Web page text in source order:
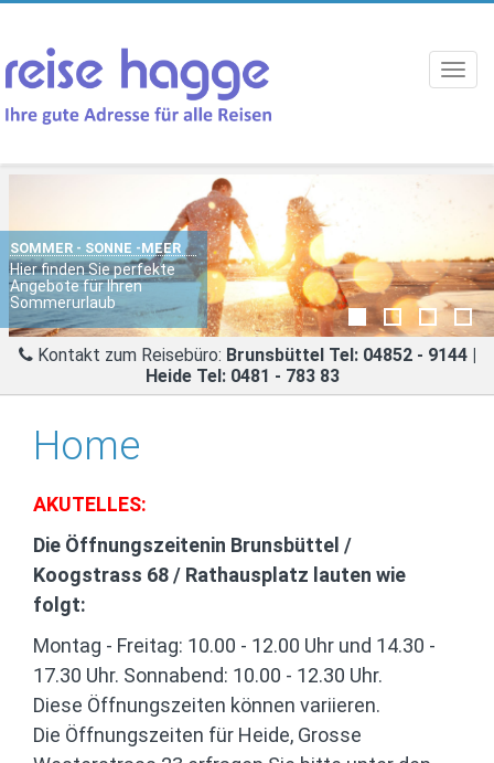
SOMMER - SONNE -MEER
Hier finden Sie perfekte
Angebote für Ihren
Sommerurlaub
STÄDTEREISE ROM
Rom ist immer eine Reise
wert
Kontakt zum Reisebüro: Brunsbüttel Tel: 04852 - 9144 |
Heide Tel: 0481 - 783 83
Home
AKUTELLES:
Die Öffnungszeitenin Brunsbüttel /
Koogstrass 68 / Rathausplatz lauten wie
folgt:
Montag - Freitag: 10.00 - 12.00 Uhr und 14.30 -
17.30 Uhr. Sonnabend: 10.00 - 12.30 Uhr.
Diese Öffnungszeiten können variieren.
Die Öffnungszeiten für Heide, Grosse